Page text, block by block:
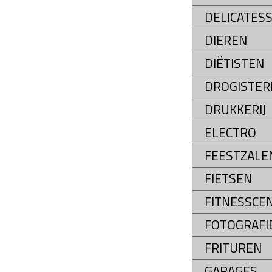
DIEREN
DIËTISTEN
DRUKKERIJ
ELECTRO
FIETSEN
FRITUREN